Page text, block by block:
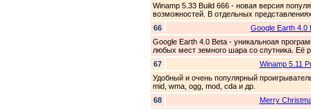
Winamp 5.33 Build 666 - новая версия
возможностей. В отдельных
66
Google Earth 4.0
Google Earth 4.0 Beta - уникальноая
любых мест земного шара со спутника. Её
67
Winamp 5.11
Удобный и очень популярный
mid, wma, ogg, mod, cda и др.
68
Merry